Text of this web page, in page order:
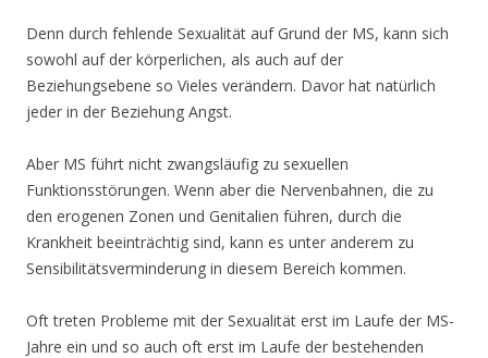
Denn durch fehlende Sexualität auf Grund der MS, kann sich
sowohl auf der körperlichen, als auch auf der
Beziehungsebene so Vieles verändern. Davor hat natürlich
jeder in der Beziehung Angst.
Aber MS führt nicht zwangsläufig zu sexuellen
Funktionsstörungen. Wenn aber die Nervenbahnen, die zu
den erogenen Zonen und Genitalien führen, durch die
Krankheit beeinträchtig sind, kann es unter anderem zu
Sensibilitätsverminderung in diesem Bereich kommen.
Oft treten Probleme mit der Sexualität erst im Laufe der MS-
Jahre ein und so auch oft erst im Laufe der bestehenden